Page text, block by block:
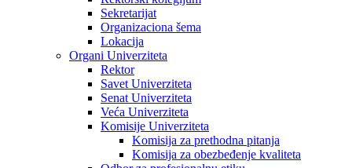
Sekretarijat
Organizaciona šema
Lokacija
Organi Univerziteta
Rektor
Savet Univerziteta
Senat Univerziteta
Veća Univerziteta
Komisije Univerziteta
Komisija za prethodna pitanja
Komisija za obezbeđenje kvaliteta